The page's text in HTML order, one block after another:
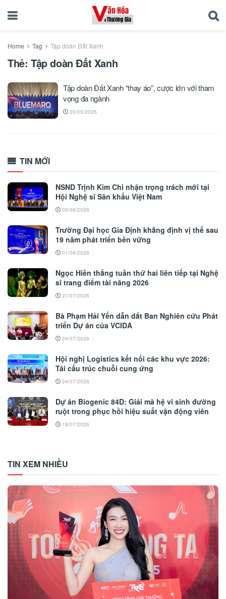
Home Tag Tập doàn Đất Xanh
Thẻ: Tập doàn Đất Xanh
Tập doàn Đất Xanh “thay áo”, cược lớn với tham
vọng đa ngành
20/05/2026
TIN MỚI
NSND Trịnh Kim Chi nhận trọng trách mới tại
Hội Nghệ sĩ Sân khấu Việt Nam
05/08/2026
Trường Đại học Gia Định khẳng định vị thế sau
19 năm phát triển bền vững
01/08/2026
Ngọc Hiền thắng tuần thứ hai liên tiếp tại Nghệ
sĩ trang điểm tài năng 2026
27/07/2026
Bà Phạm Hải Yến dẫn dắt Ban Nghiên cứu Phát
triển Dự án của VCIDA
24/07/2026
Hội nghị Logistics kết nối các khu vực 2026:
Tái cấu trúc chuỗi cung ứng
24/07/2026
Dự án Biogenic 84D: Giải mã hệ vi sinh đường
ruột trong phục hồi hiệu suất vận động viên
18/07/2026
TIN XEM NHIỀU